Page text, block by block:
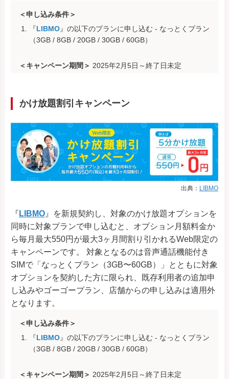
＜申し込み条件＞
『LIBMO』の以下のプランに申し込む - なっとくプラン
（3GB / 8GB / 20GB / 30GB / 60GB）
＜キャンペーン期間＞ 2025年2月5日～終了日未定
かけ放題割引キャンペーン
出典： LIBMO
『 LIBMO 』を新規契約し、対象のかけ放題オプションを
同時に対象プランで申し込むと、オプション月額料金か
ら毎月最大550円が最大3ヶ月間割り引かれるWeb限定の
キャンペーンです。 対象となるのは音声通話機能付き
SIMで「なっとくプラン（3GB〜60GB）」とともに対象
オプションを契約した方に限られ、既存利用者の追加申
し込みやゴーゴープラン、店舗からの申し込みは適用外
となります。
＜申し込み条件＞
『LIBMO』の以下のプランに申し込む - なっとくプラン
（3GB / 8GB / 20GB / 30GB / 60GB）
＜キャンペーン期間＞ 2025年2月5日～終了日未定